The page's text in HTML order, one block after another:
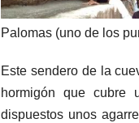
Palomas (uno de los
Este sendero de la
hormigón que cubre
dispuestos unos